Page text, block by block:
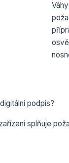
podpis?
splňuje